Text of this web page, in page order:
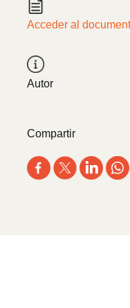
Acceder al
Autor
Compartir